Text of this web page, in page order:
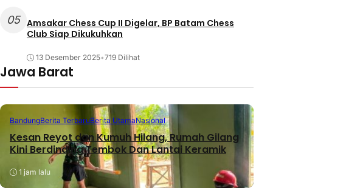
05 Amsakar Chess Cup II Digelar, BP Batam Chess
Club Siap Dikukuhkan
13 Desember 2025•719 Dilihat
Jawa Barat
BandungBerita TerbaruBerita UtamaNasional
Kesan Reyot dan Kumuh Hilang, Rumah Gilang
Kini Berdinding Tembok Dan Lantai Keramik
1 jam lalu